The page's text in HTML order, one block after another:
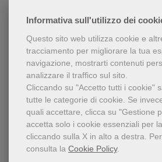
Informativa sull'utilizzo dei
Questo sito web utilizza cookie e
tracciamento per migliorare la tua
navigazione, mostrarti contenuti
analizzare il traffico sul sito.
Cliccando su "Accetto tutti i cookie"
tutte le categorie di cookie. Se
quali accettare, clicca su "Gestione
accetta solo i cookie essenziali per
cliccando sulla X in alto a destra.
consulta la Cookie Policy.
nella post-
affrontato da vari
analizzato sul piano
scienze umane, della
teologia e delle arti
generale. Questione
non investe i soli
educativi, il come
bensì l'esperienza
della educazione, il
La relazione educativa
modernità
Biagio Aprile
28,00 €